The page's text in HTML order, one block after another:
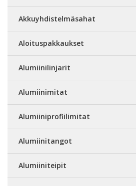
Akkuyhdistelmäsahat
Aloituspakkaukset
Alumiinilinjarit
Alumiinimitat
Alumiiniprofiilimitat
Alumiinitangot
Alumiiniteipit